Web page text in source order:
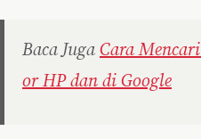
Baca JugaCara Mencari
or HP dan di Google